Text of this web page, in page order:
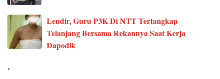
Lendir, Guru P3K Di NTT Tertangkap
Telanjang Bersama Rekannya Saat Kerja
Dapodik
.